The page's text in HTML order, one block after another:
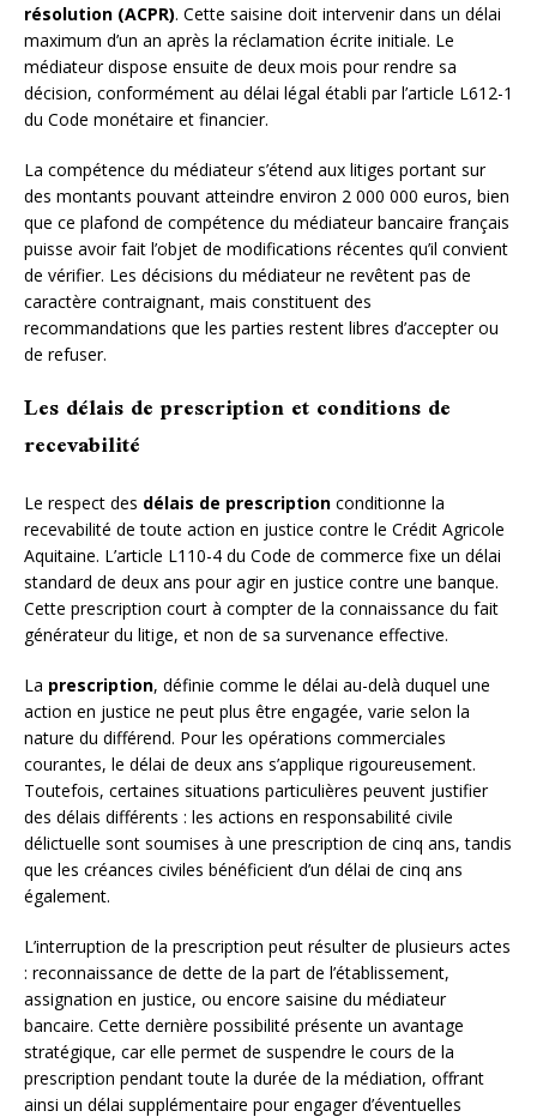
résolution (ACPR). Cette saisine doit intervenir dans un délai
maximum d’un an après la réclamation écrite initiale. Le
médiateur dispose ensuite de deux mois pour rendre sa
décision, conformément au délai légal établi par l’article L612-1
du Code monétaire et financier.
La compétence du médiateur s’étend aux litiges portant sur
des montants pouvant atteindre environ 2 000 000 euros, bien
que ce plafond de compétence du médiateur bancaire français
puisse avoir fait l’objet de modifications récentes qu’il convient
de vérifier. Les décisions du médiateur ne revêtent pas de
caractère contraignant, mais constituent des
recommandations que les parties restent libres d’accepter ou
de refuser.
Les délais de prescription et conditions de
recevabilité
Le respect des délais de prescription conditionne la
recevabilité de toute action en justice contre le Crédit Agricole
Aquitaine. L’article L110-4 du Code de commerce fixe un délai
standard de deux ans pour agir en justice contre une banque.
Cette prescription court à compter de la connaissance du fait
générateur du litige, et non de sa survenance effective.
La prescription, définie comme le délai au-delà duquel une
action en justice ne peut plus être engagée, varie selon la
nature du différend. Pour les opérations commerciales
courantes, le délai de deux ans s’applique rigoureusement.
Toutefois, certaines situations particulières peuvent justifier
des délais différents : les actions en responsabilité civile
délictuelle sont soumises à une prescription de cinq ans, tandis
que les créances civiles bénéficient d’un délai de cinq ans
également.
L’interruption de la prescription peut résulter de plusieurs actes
: reconnaissance de dette de la part de l’établissement,
assignation en justice, ou encore saisine du médiateur
bancaire. Cette dernière possibilité présente un avantage
stratégique, car elle permet de suspendre le cours de la
prescription pendant toute la durée de la médiation, offrant
ainsi un délai supplémentaire pour engager d’éventuelles